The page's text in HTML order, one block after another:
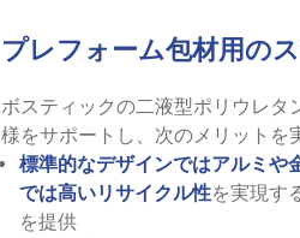
プレフォーム包材用の
ボスティックの二液型ポリウレタ
様をサポートし、次のメリットを
標準的なデザインではアルミや
では高いリサイクル性を実現す
を提供